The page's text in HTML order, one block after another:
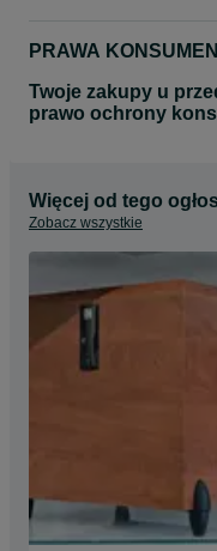
PRAWA
Twoje zakupy u
prawo ochrony
Więcej od tego
Zobacz wszystkie